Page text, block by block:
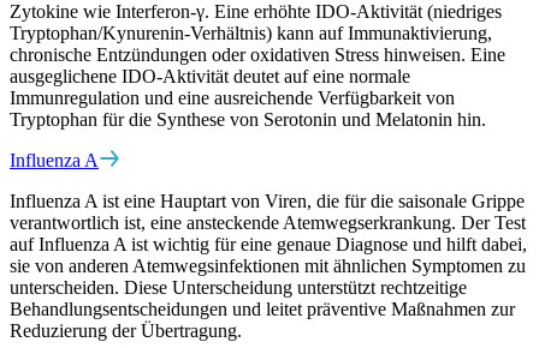
Zytokine wie Interferon-γ. Eine erhöhte IDO-Aktivität (niedriges
Tryptophan/Kynurenin-Verhältnis) kann auf Immunaktivierung,
chronische Entzündungen oder oxidativen Stress hinweisen. Eine
ausgeglichene IDO-Aktivität deutet auf eine normale
Immunregulation und eine ausreichende Verfügbarkeit von
Tryptophan für die Synthese von Serotonin und Melatonin hin.
Influenza A
Influenza A ist eine Hauptart von Viren, die für die saisonale Grippe
verantwortlich ist, eine ansteckende Atemwegserkrankung. Der Test
auf Influenza A ist wichtig für eine genaue Diagnose und hilft dabei,
sie von anderen Atemwegsinfektionen mit ähnlichen Symptomen zu
unterscheiden. Diese Unterscheidung unterstützt rechtzeitige
Behandlungsentscheidungen und leitet präventive Maßnahmen zur
Reduzierung der Übertragung.